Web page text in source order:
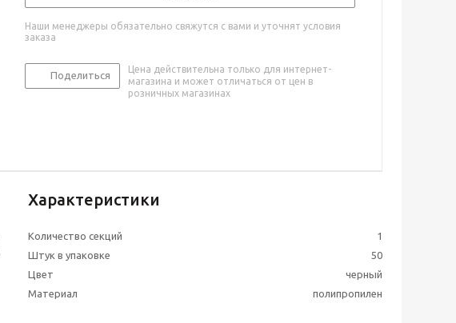
Наши менеджеры обязательно свяжутся с вами и уточнят условия
заказа
Поделиться
Цена действительна только для интернет-
магазина и может отличаться от цен в
розничных магазинах
Характеристики
Количество секций
1
Штук в упаковке
50
Цвет
черный
Материал
полипропилен